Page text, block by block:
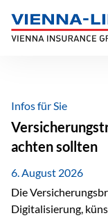
Inhalt
springen
Infos für Sie
achten sollten
6. August 2026
Die
Digitalisierung,